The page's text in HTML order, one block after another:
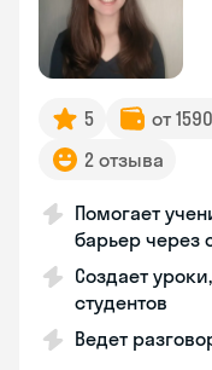
5 от
2 отзыва
Помогает
барьер через
Создает
студентов
Ведет